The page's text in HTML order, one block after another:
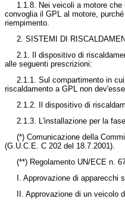
1.1.8. Nei veicoli a motore
convoglia il GPL al motore,
riempimento.
2. SISTEMI DI
2.1. Il dispositivo di
alle seguenti prescrizioni:
2.1.1. Sul compartimento in
riscaldamento a GPL non
2.1.2. Il dispositivo di
2.1.3. L'installazione per la
(*) Comunicazione della
(G.U.C.E. C 202 del 18.7.2001).
(**) Regolamento UN/ECE n.
I. Approvazione di
II. Approvazione di un